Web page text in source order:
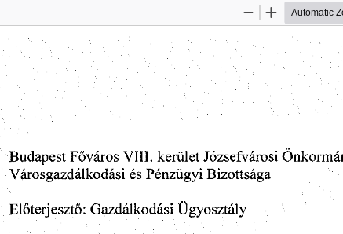
Zoom
Zoom
Budapest
  Főváros
  VIII.
kerület Józsefvárosi
Városgazdálkodási
  és
Pénzügyi
  Bizottsága
Előterjesztő: Gazdálkodási
  Ügyosztály